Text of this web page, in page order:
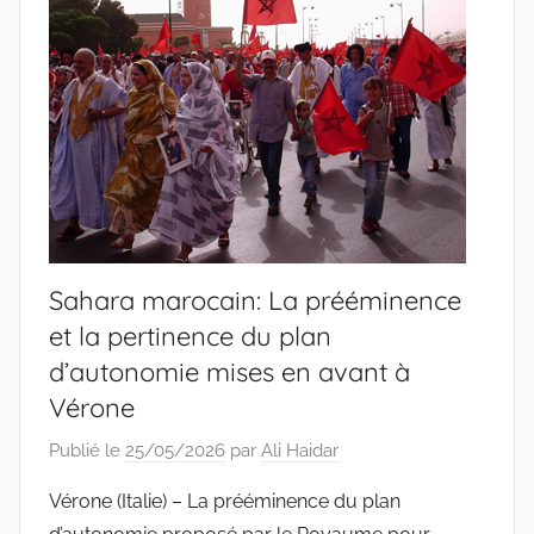
Sahara marocain: La prééminence
et la pertinence du plan
d’autonomie mises en avant à
Vérone
Publié le 25/05/2026 par Ali Haidar
Vérone (Italie) – La prééminence du plan